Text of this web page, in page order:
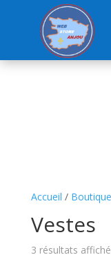
Accueil / Boutique
Vestes
3 résultats